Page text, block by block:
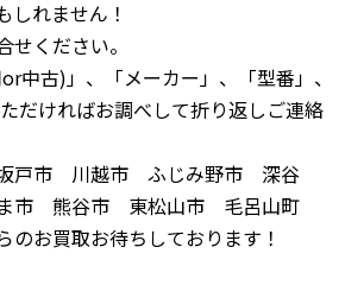
しれません！
せください。
中古)」、「メーカー」、「型番」、
だければお調べして折り返しご連絡
戸市 川越市 ふじみ野市 深谷
市 熊谷市 東松山市 毛呂山町
お買取お待ちしております！